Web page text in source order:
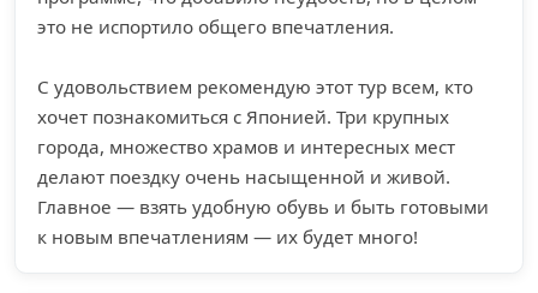
это не испортило общего впечатления.
С удовольствием рекомендую этот тур всем, кто
хочет познакомиться с Японией. Три крупных
города, множество храмов и интересных мест
делают поездку очень насыщенной и живой.
Главное — взять удобную обувь и быть готовыми
к новым впечатлениям — их будет много!